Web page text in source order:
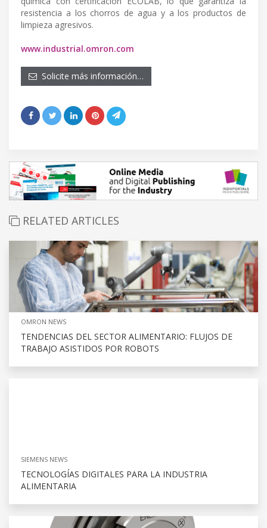
resistencia a los chorros de agua y a los productos de
limpieza agresivos.
www.industrial.omron.com
Solicite más información…
RELATED ARTICLES
OMRON NEWS
TENDENCIAS DEL SECTOR ALIMENTARIO: FLUJOS DE
TRABAJO ASISTIDOS POR ROBOTS
SIEMENS NEWS
TECNOLOGÍAS DIGITALES PARA LA INDUSTRIA
ALIMENTARIA